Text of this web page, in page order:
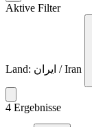
Aktive Filter
Land: ایران / Iran
4 Ergebnisse